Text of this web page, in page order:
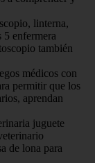
linterna,
5 enfermera
también
médicos con
permitir que los
aprendan
juguete
de lona para